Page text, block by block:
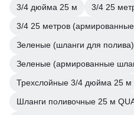
3/4 дюйма 25 м
3/4 25
3/4 25 метров
Зеленые (шланги для полива)
Зеленые (армированные
Трехслойные 3/4 дюйма 25 м
Шланги поливочные 25 м